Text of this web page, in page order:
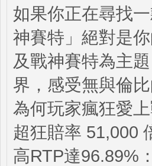
如果你正在尋找
神賽特」絕對是
及戰神賽特為主
界，感受無與倫比
為何玩家瘋狂愛
超狂賠率 51,000
高RTP達96.89%